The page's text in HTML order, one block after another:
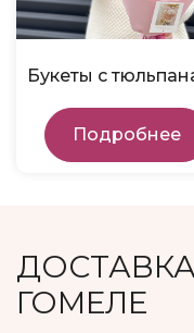
Букеты с
Подробнее
ГОМЕЛЕ